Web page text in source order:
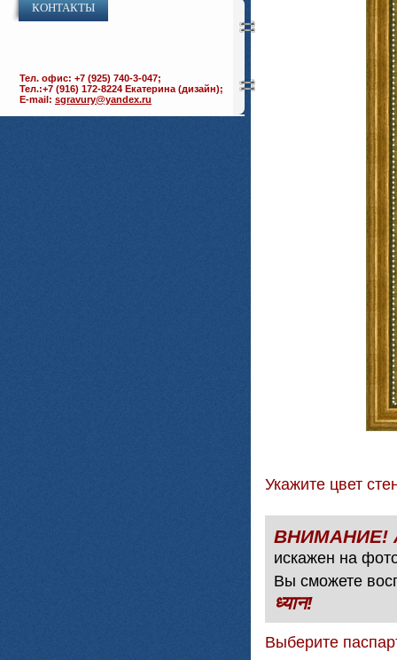
КОНТАКТЫ
Тел. офис: +7 (925) 740-3-047;
Тел.:+7 (916) 172-8224 Екатерина (дизайн);
E-mail: sgravury@yandex.ru
Укажите цвет
искажен на
Вы сможете
ध्यान!
Выберите